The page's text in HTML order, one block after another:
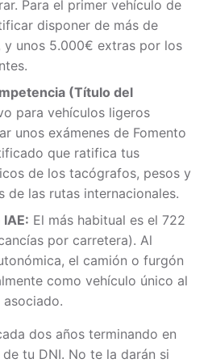
Para el primer vehículo de
disponer de más de
y unos 5.000€ extras por los
(Título del
para vehículos ligeros
unos exámenes de Fomento
que ratifica tus
de los tacógrafos, pesos y
de las rutas internacionales.
El más habitual es el 722
por carretera). Al
el camión o furgón
como vehículo único al
asociado.
dos años terminando en
tu DNI. No te la darán si